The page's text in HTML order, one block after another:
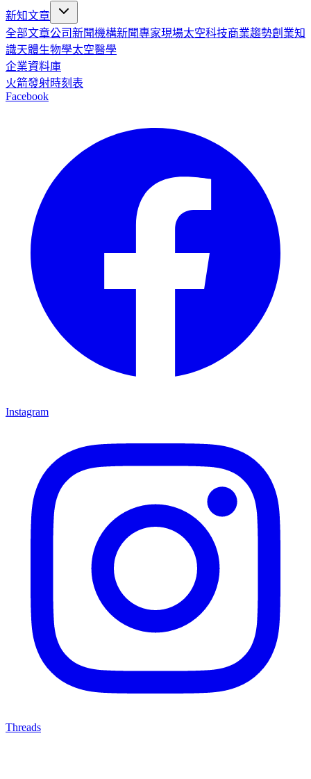
新知文章
全部文章公司新聞機構新聞專家現場太空科技商業趨勢創業知
識天體生物學太空醫學
企業資料庫
火箭發射時刻表
Facebook
Instagram
Threads